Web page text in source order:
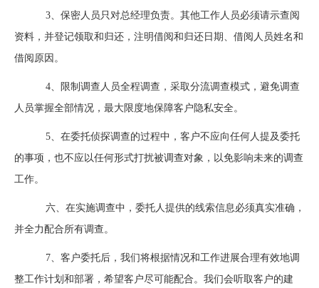
3、保密人员只对总经理负责。其他工作人员必须请示查阅
资料，并登记领取和归还，注明借阅和归还日期、借阅人员姓名和
借阅原因。
4、限制调查人员全程调查，采取分流调查模式，避免调查
人员掌握全部情况，最大限度地保障客户隐私安全。
5、在委托侦探调查的过程中，客户不应向任何人提及委托
的事项，也不应以任何形式打扰被调查对象，以免影响未来的调查
工作。
六、在实施调查中，委托人提供的线索信息必须真实准确，
并全力配合所有调查。
7、客户委托后，我们将根据情况和工作进展合理有效地调
整工作计划和部署，希望客户尽可能配合。我们会听取客户的建